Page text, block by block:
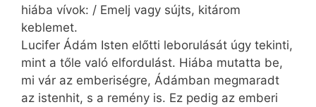
hiába vívok: / Emelj vagy sújts, kitárom
keblemet.
Lucifer Ádám Isten előtti leborulását úgy tekinti,
mint a tőle való elfordulást. Hiába mutatta be,
mi vár az emberiségre, Ádámban megmaradt
az istenhit, s a remény is. Ez pedig az emberi